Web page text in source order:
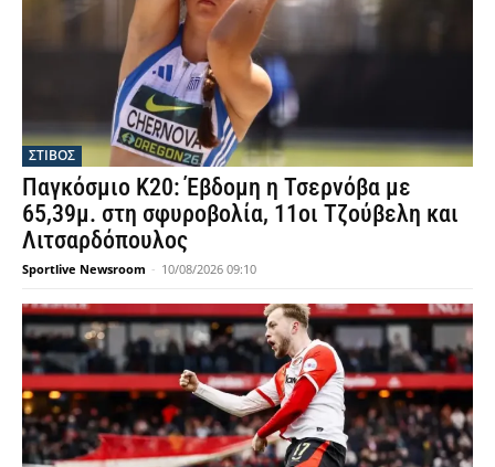
ΣΤΙΒΟΣ
Παγκόσμιο Κ20: Έβδομη η Τσερνόβα με
65,39μ. στη σφυροβολία, 11οι Τζούβελη και
Λιτσαρδόπουλος
Sportlive Newsroom - 10/08/2026 09:10